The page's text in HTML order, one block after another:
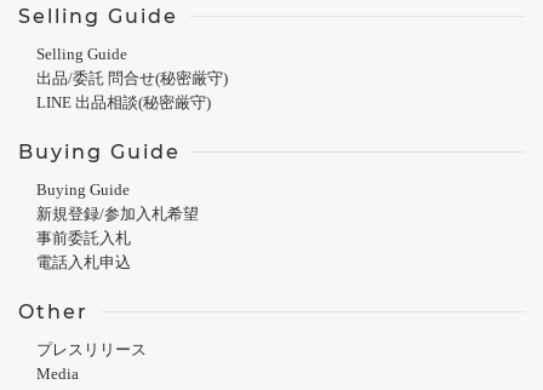
Selling Guide
Selling Guide
出品/委託 問合せ(秘密厳守)
LINE 出品相談(秘密厳守)
Buying Guide
Buying Guide
新規登録/参加入札希望
事前委託入札
電話入札申込
Other
プレスリリース
Media